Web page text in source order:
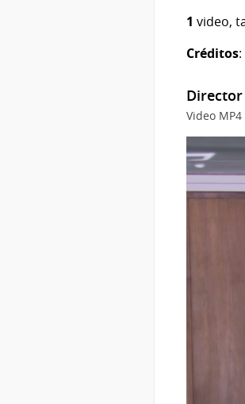
1 video,
Créditos
Director
Video MP4